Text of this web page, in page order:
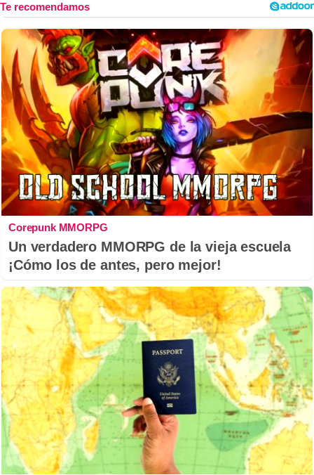
Corepunk MMORPG
Un verdadero MMORPG de la vieja escuela
¡Cómo los de antes, pero mejor!